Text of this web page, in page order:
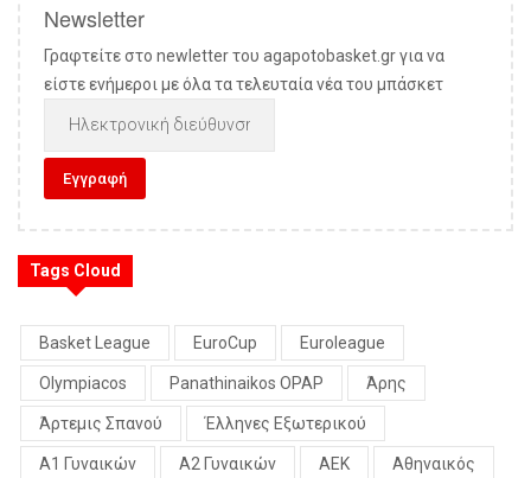
Newsletter
Γραφτείτε στο newletter του agapotobasket.gr για να
είστε ενήμεροι με όλα τα τελευταία νέα του μπάσκετ
Tags Cloud
Basket League EuroCup Euroleague
Olympiacos Panathinaikos OPAP Άρης
Άρτεμις Σπανού Έλληνες Εξωτερικού
Α1 Γυναικών Α2 Γυναικών ΑΕΚ Αθηναικός